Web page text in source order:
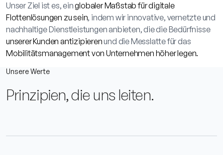
Unser Ziel ist es, einglobaler Maßstab für digitale
Flottenlösungen zu sein, indem wir innovative, vernetzte und
nachhaltige Dienstleistungen anbieten, die die Bedürfnisse
unserer Kunden antizipierenund die Messlatte für das
Mobilitätsmanagement von Unternehmen höher legen.
Unsere Werte
Prinzipien, die uns leiten.